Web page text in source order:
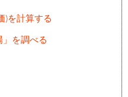
)を計算する
を調べる